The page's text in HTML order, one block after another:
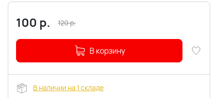
100 р. 120р.
В корзину
В наличии на 1 складе